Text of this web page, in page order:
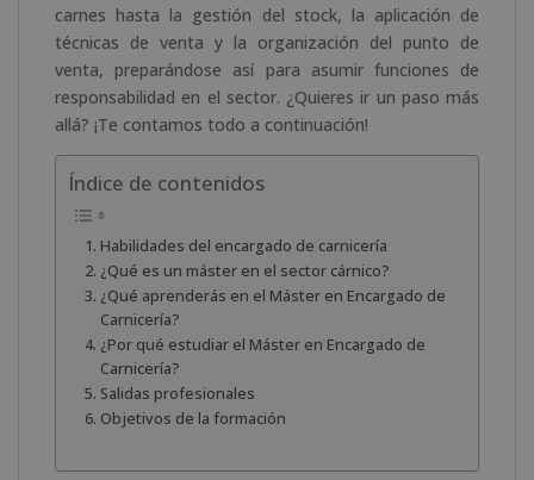
carnes hasta la gestión del stock, la aplicación de
técnicas de venta y la organización del punto de
venta, preparándose así para asumir funciones de
responsabilidad en el sector. ¿Quieres ir un paso más
allá? ¡Te contamos todo a continuación!
Índice de contenidos
Habilidades del encargado de carnicería
¿Qué es un máster en el sector cárnico?
¿Qué aprenderás en el Máster en Encargado de
Carnicería?
¿Por qué estudiar el Máster en Encargado de
Carnicería?
Salidas profesionales
Objetivos de la formación